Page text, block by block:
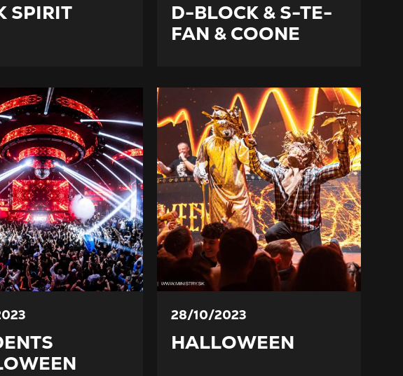
SPIRIT
D-BLOCK & S-TE-
FAN & COONE
28/10/2023
HALLOWEEN